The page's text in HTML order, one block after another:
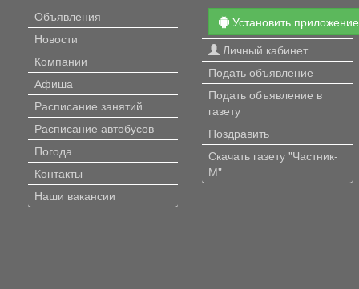
Объявления
Новости
Компании
Афиша
Расписание занятий
Расписание автобусов
Погода
Контакты
Наши вакансии
Установить приложение
Личный кабинет
Подать объявление
Подать объявление в
газету
Поздравить
Скачать газету "Частник-
М"